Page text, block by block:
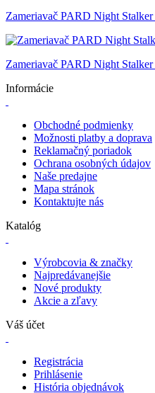
Zameriavač PARD Night
Zameriavač PARD Night
Informácie
Obchodné podmienky
Možnosti platby a doprava
Reklamačný poriadok
Ochrana osobných údajov
Naše predajne
Mapa stránok
Kontaktujte nás
Katalóg
Výrobcovia & značky
Najpredávanejšie
Nové produkty
Akcie a zľavy
Váš účet
Registrácia
Prihlásenie
História objednávok